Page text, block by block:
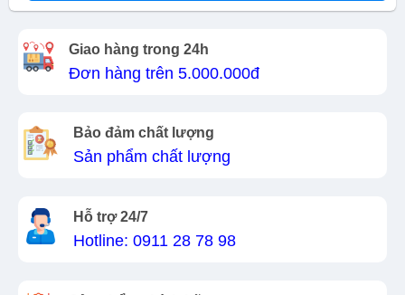
Giao hàng trong 24h
Đơn hàng trên 5.000.000đ
Bảo đảm chất lượng
Sản phẩm chất lượng
Hỗ trợ 24/7
Hotline: 0911 28 78 98